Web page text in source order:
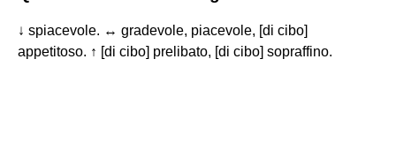
↓ spiacevole. ↔ gradevole, piacevole, [di cibo]
appetitoso. ↑ [di cibo] prelibato, [di cibo] sopraffino.